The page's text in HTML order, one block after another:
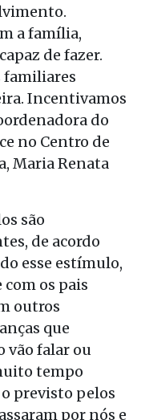
a família,
de fazer.
familiares
Incentivamos
do
no Centro de
Maria Renata
são
de acordo
esse estímulo,
com os pais
outros
que
vão falar ou
tempo
previsto pelos
por nós e